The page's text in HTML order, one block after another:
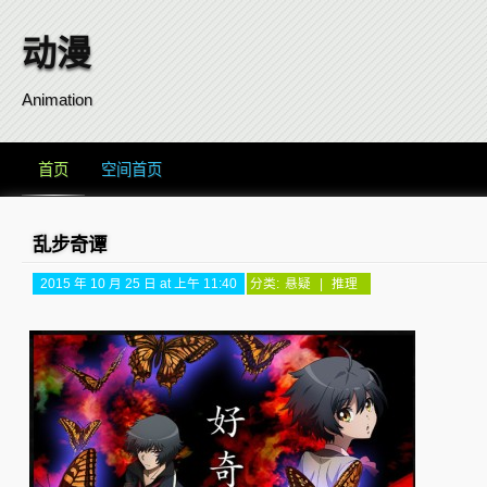
动漫
Animation
首页 空间首页
乱步奇谭
2015 年 10 月 25 日 at 上午 11:40 分类: 悬疑 | 推理